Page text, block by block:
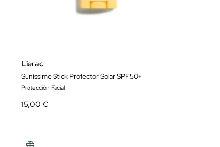
Lierac
Sunissime Stick Protector Solar SPF50+
Protección Facial
15,00 €